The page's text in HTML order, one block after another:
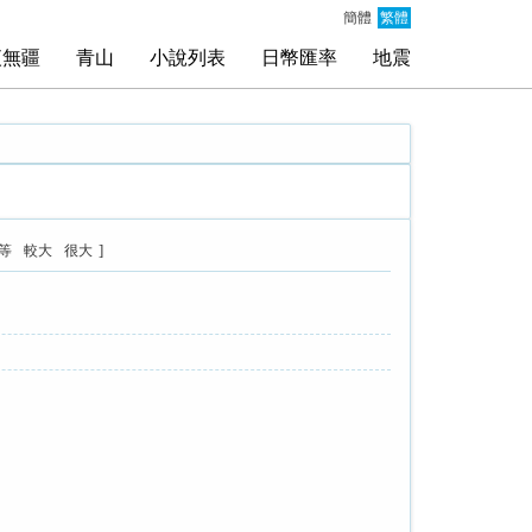
簡體 繁體
疆 青山 小說列表 日幣匯率 地震
較大 很大 ]